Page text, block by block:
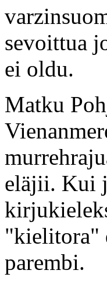
sevoittua
ei oldu.
Matku
eläjii. Kui
"kielitora"
parembi.